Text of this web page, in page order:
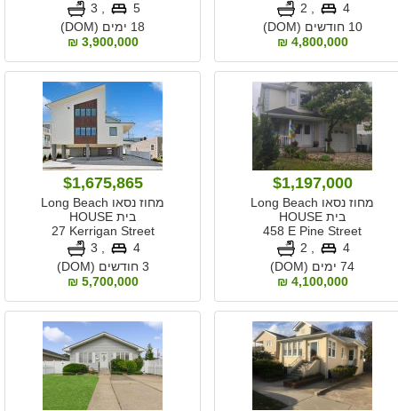
4
10 חודשים (DOM)
4,800,000 ₪
5
18 ימים (DOM)
3,900,000 ₪
$1,197,000
מחוז נסאו Long Beach
בית HOUSE
458 E Pine Street
4
74 ימים (DOM)
4,100,000 ₪
$1,675,865
מחוז נסאו Long Beach
בית HOUSE
27 Kerrigan Street
4
3 חודשים (DOM)
5,700,000 ₪